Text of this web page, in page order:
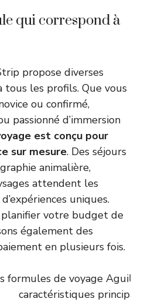
qui correspond à
propose diverses
les profils. Que vous
ou confirmé,
passionné d’immersion
est conçu pour
sur mesure. Des séjours
animalière,
attendent les
uniques.
votre budget de
également des
en plusieurs fois.
formules de voyage Aguila
caractéristiques